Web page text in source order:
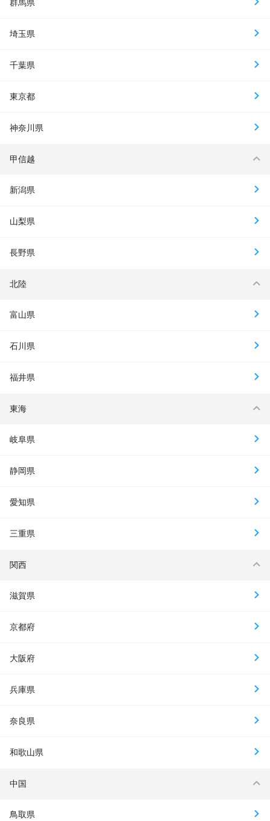
群馬県
埼玉県
千葉県
東京都
神奈川県
甲信越
新潟県
山梨県
長野県
北陸
富山県
石川県
福井県
東海
岐阜県
静岡県
愛知県
三重県
関西
滋賀県
京都府
大阪府
兵庫県
奈良県
和歌山県
中国
鳥取県